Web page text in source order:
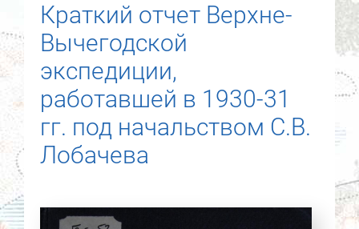
Новости
О нас
Контакты
Партнеры
Найти
Краткий отчет Верхне-
Вычегодской
экспедиции,
работавшей в 1930-31
гг. под начальством С.В.
Лобачева